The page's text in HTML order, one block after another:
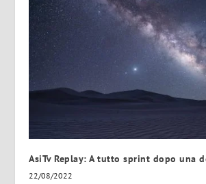
AsiTv Replay: A tutto sprint dopo una
22/08/2022